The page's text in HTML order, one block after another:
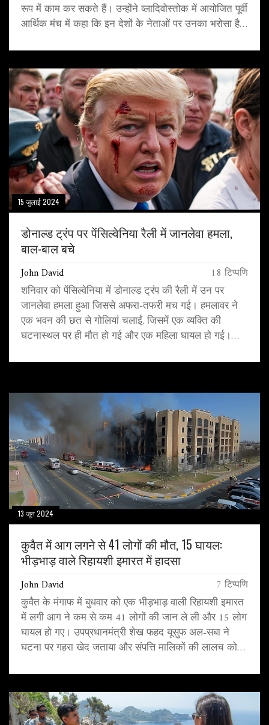
रूप में काम कर सकते हैं। उन्होंने व्लादिवोस्तोक में आयोजित पूर्वी
आर्थिक मंच में कहा कि इन देशों के नेताओं पर उनका भरोसा है
15 जुलाई 2024
डोनाल्ड ट्रंप पर पेंसिल्वेनिया रैली में जानलेवा हमला,
बाल-बाल बचे
John David 18 टिप्पणि
शनिवार को पेंसिल्वेनिया में डोनाल्ड ट्रंप की रैली में उन पर
जानलेवा हमला हुआ जिससे अफरा-तफरी मच गई। हमलावर ने
एक भवन की छत से गोलियां चलाईं, जिसमें एक व्यक्ति की
घटनास्थल पर ही मौत हो गई और एक महिला घायल हो गई।
सुरक्षित हैं।
13 जून 2024
कुवैत में आग लगने से 41 लोगों की मौत, 15 घायल:
भीड़भाड़ वाले रिहायशी इमारत में हादसा
John David 7 टिप्पणि
कुवैत के मंगाफ में बुधवार को एक भीड़भाड़ वाली रिहायशी इमारत
में लगी आग ने कम से कम 41 लोगों की जान ले ली और 15 लोग
घायल हो गए। उपप्रधानमंत्री शेख फहद यूसुफ अल-सबा ने
घटना पर गहरा खेद जताया और संपत्ति मालिकों की लालच को
परिवारों के प्रति संवेदना व्यक्त की।